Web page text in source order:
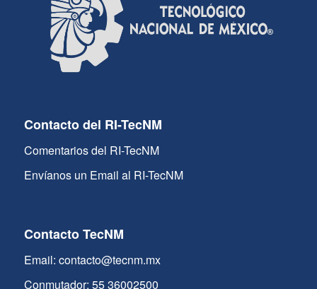
Contacto del RI-TecNM
Comentarios del RI-TecNM
Envíanos un Email al RI-TecNM
Contacto TecNM
Email: contacto@tecnm.mx
Conmutador: 55 36002500